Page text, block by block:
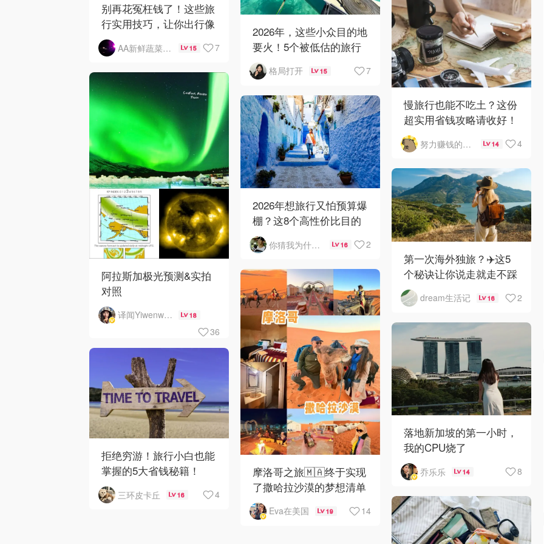
别再花冤枉钱了！这些旅
行实用技巧，让你出行像
开了挂！
AA新鲜蔬菜批发 15 7
2026年，这些小众目的地
要火！5个被低估的旅行
地，现在去还来得及！
格局打开 15 7
慢旅行也能不吃土？这份
超实用省钱攻略请收好！
努力赚钱的卡皮巴拉 14 4
阿拉斯加极光预测&实拍
对照
译闻Yiwenwen 18
36
2026年想旅行又怕预算爆
棚？这8个高性价比目的
地，你必须知道！
你猜我为什么不笑 16 2
第一次海外独旅？✈️这5
个秘诀让你说走就走不踩
坑！
dream生活记 16 2
摩洛哥之旅🇲🇦终于实现
了撒哈拉沙漠的梦想清单
Eva在美国 19 14
落地新加坡的第一小时，
我的CPU烧了
乔乐乐 14 8
拒绝穷游！旅行小白也能
掌握的5大省钱秘籍！
三环皮卡丘 16 4